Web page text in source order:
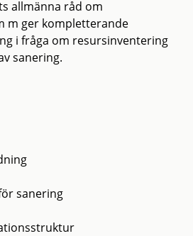
allmänna råd om
m ger kompletterande
i fråga om resursinventering
sanering.
sanering